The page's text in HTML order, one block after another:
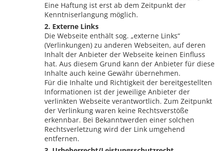
Eine Haftung ist erst ab dem Zeitpunkt der
Kenntniserlangung möglich.
2. Externe Links
Die Webseite enthält sog. „externe Links“
(Verlinkungen) zu anderen Webseiten, auf deren
Inhalt der Anbieter der Webseite keinen Einfluss
hat. Aus diesem Grund kann der Anbieter für diese
Inhalte auch keine Gewähr übernehmen.
Für die Inhalte und Richtigkeit der bereitgestellten
Informationen ist der jeweilige Anbieter der
verlinkten Webseite verantwortlich. Zum Zeitpunkt
der Verlinkung waren keine Rechtsverstöße
erkennbar. Bei Bekanntwerden einer solchen
Rechtsverletzung wird der Link umgehend
entfernen.